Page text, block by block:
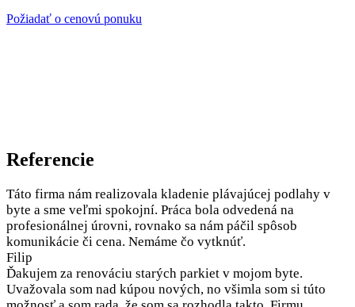
Požiadať o cenovú ponuku
Referencie
Táto firma nám realizovala kladenie plávajúcej podlahy v
byte a sme veľmi spokojní. Práca bola odvedená na
profesionálnej úrovni, rovnako sa nám páčil spôsob
komunikácie či cena. Nemáme čo vytknúť.
Filip
Ďakujem za renováciu starých parkiet v mojom byte.
Uvažovala som nad kúpou nových, no všimla som si túto